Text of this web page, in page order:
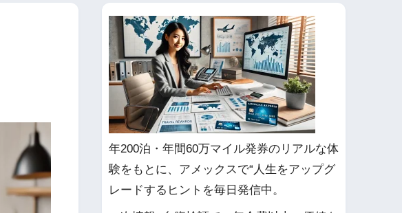
年200泊・年間60万マイル発券のリアルな体
験をもとに、アメックスで“人生をアップグ
レードするヒントを毎日発信中。